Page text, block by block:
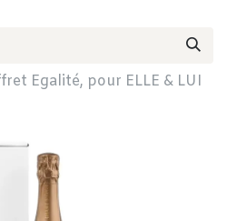
Egalité, pour ELLE & LUI